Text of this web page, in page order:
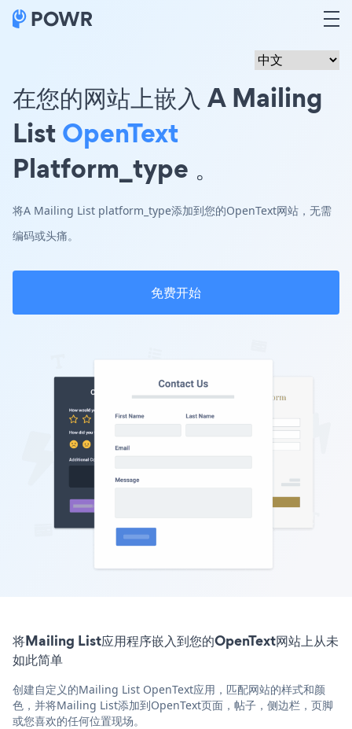
在您的网站上嵌入 A Mailing
ListOpenText
Platform_type 。
将A Mailing List platform_type添加到您的OpenText网站，无需
编码或头痛。
免费开始
将Mailing List应用程序嵌入到您的OpenText网站上从未
如此简单
创建自定义的Mailing List OpenText应用，匹配网站的样式和颜
色，并将Mailing List添加到OpenText页面，帖子，侧边栏，页脚
或您喜欢的任何位置现场。